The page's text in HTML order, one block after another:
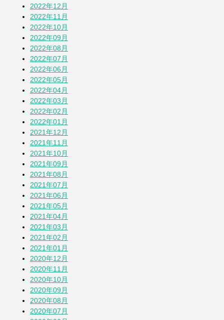
2022年12月
2022年11月
2022年10月
2022年09月
2022年08月
2022年07月
2022年06月
2022年05月
2022年04月
2022年03月
2022年02月
2022年01月
2021年12月
2021年11月
2021年10月
2021年09月
2021年08月
2021年07月
2021年06月
2021年05月
2021年04月
2021年03月
2021年02月
2021年01月
2020年12月
2020年11月
2020年10月
2020年09月
2020年08月
2020年07月